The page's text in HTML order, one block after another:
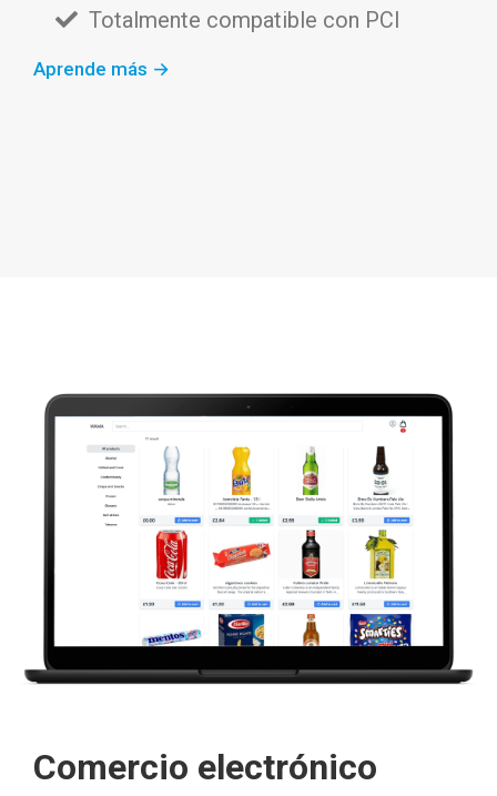
Totalmente compatible con PCI
Aprende más
Comercio electrónico